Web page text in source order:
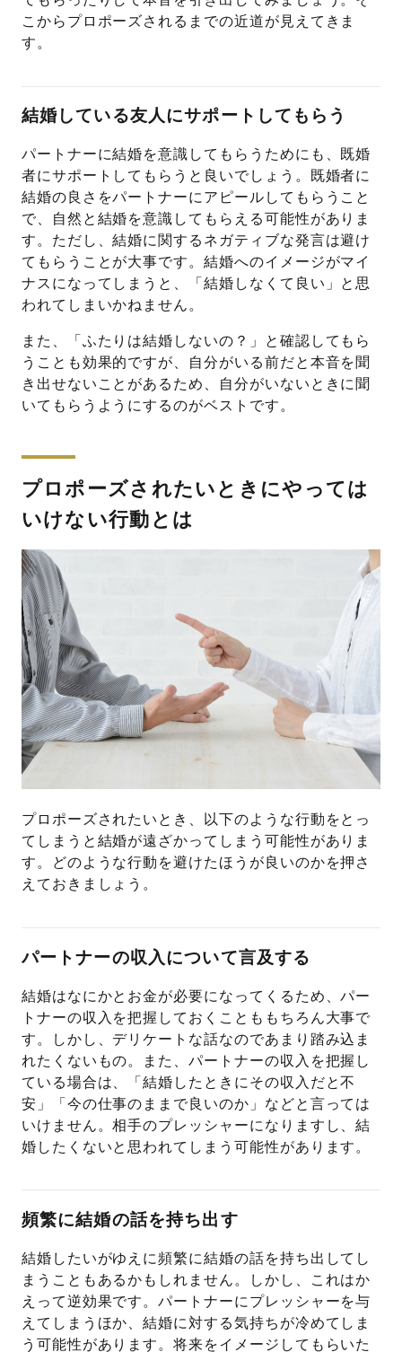
こからプロポーズされるまでの近道が見えてきま
す。
結婚している友人にサポートしてもらう
パートナーに結婚を意識してもらうためにも、既婚
者にサポートしてもらうと良いでしょう。既婚者に
結婚の良さをパートナーにアピールしてもらうこと
で、自然と結婚を意識してもらえる可能性がありま
す。ただし、結婚に関するネガティブな発言は避け
てもらうことが大事です。結婚へのイメージがマイ
ナスになってしまうと、「結婚しなくて良い」と思
われてしまいかねません。
また、「ふたりは結婚しないの？」と確認してもら
うことも効果的ですが、自分がいる前だと本音を聞
き出せないことがあるため、自分がいないときに聞
いてもらうようにするのがベストです。
プロポーズされたいときにやっては
いけない行動とは
プロポーズされたいとき、以下のような行動をとっ
てしまうと結婚が遠ざかってしまう可能性がありま
す。どのような行動を避けたほうが良いのかを押さ
えておきましょう。
パートナーの収入について言及する
結婚はなにかとお金が必要になってくるため、パー
トナーの収入を把握しておくことももちろん大事で
す。しかし、デリケートな話なのであまり踏み込ま
れたくないもの。また、パートナーの収入を把握し
ている場合は、「結婚したときにその収入だと不
安」「今の仕事のままで良いのか」などと言っては
いけません。相手のプレッシャーになりますし、結
婚したくないと思われてしまう可能性があります。
頻繁に結婚の話を持ち出す
結婚したいがゆえに頻繁に結婚の話を持ち出してし
まうこともあるかもしれません。しかし、これはか
えって逆効果です。パートナーにプレッシャーを与
えてしまうほか、結婚に対する気持ちが冷めてしま
う可能性があります。将来をイメージしてもらいた